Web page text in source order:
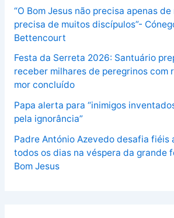
“O Bom Jesus não precisa apenas
precisa de muitos discípulos”-
Bettencourt
Festa da Serreta 2026: Santuário
receber milhares de peregrinos com
mor concluído
Papa alerta para “inimigos
pela ignorância”
Padre António Azevedo desafia fiéis
todos os dias na véspera da grande
Bom Jesus